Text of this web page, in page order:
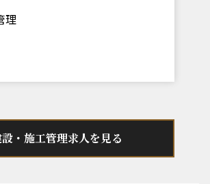
理
・施工管理求人を見る